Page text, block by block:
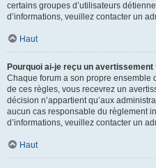
certains groupes d’utilisateurs
d’informations, veuillez contacter un
Haut
Pourquoi ai-je reçu un avertissement
Chaque forum a son propre ensemble
de ces règles, vous recevrez un
décision n’appartient qu’aux
aucun cas responsable du règlement
d’informations, veuillez contacter un
Haut